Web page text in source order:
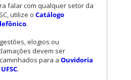
falar com qualquer setor da
utilize o Catálogo
.
elogios ou
devem ser
para a Ouvidoria
.